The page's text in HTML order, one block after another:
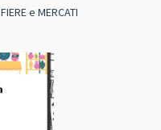
FIERE e MERCATI